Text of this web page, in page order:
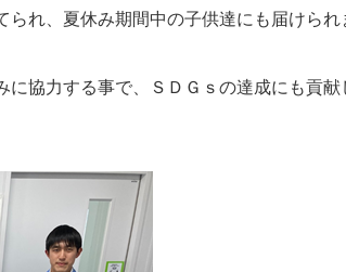
れ、夏休み期間中の子供達にも届けられ
協力する事で、ＳＤＧｓの達成にも貢献